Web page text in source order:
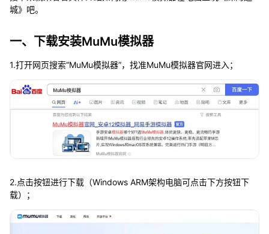
城》吧。
一、下载安装MuMu模拟器
1.打开网页搜索“MuMu模拟器”，找准MuMu模拟器官网进入；
2.点击按钮进行下载（Windows ARM架构电脑可点击下方按钮下
载）；